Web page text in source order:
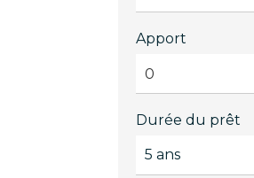
Apport
Durée du prêt